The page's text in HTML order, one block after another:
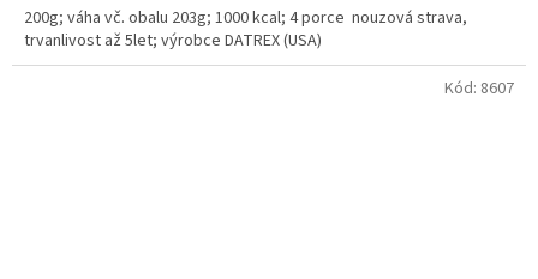
200g; váha vč. obalu 203g; 1000 kcal; 4 porce nouzová strava,
trvanlivost až 5let; výrobce DATREX (USA)
Kód: 8607